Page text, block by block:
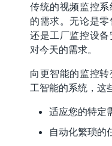
传统的视频监控
的需求。无论是零
还是工厂监控设
对今天的需求。
向更智能的监控
工智能的系统，这
适应您的特定
自动化繁琐的